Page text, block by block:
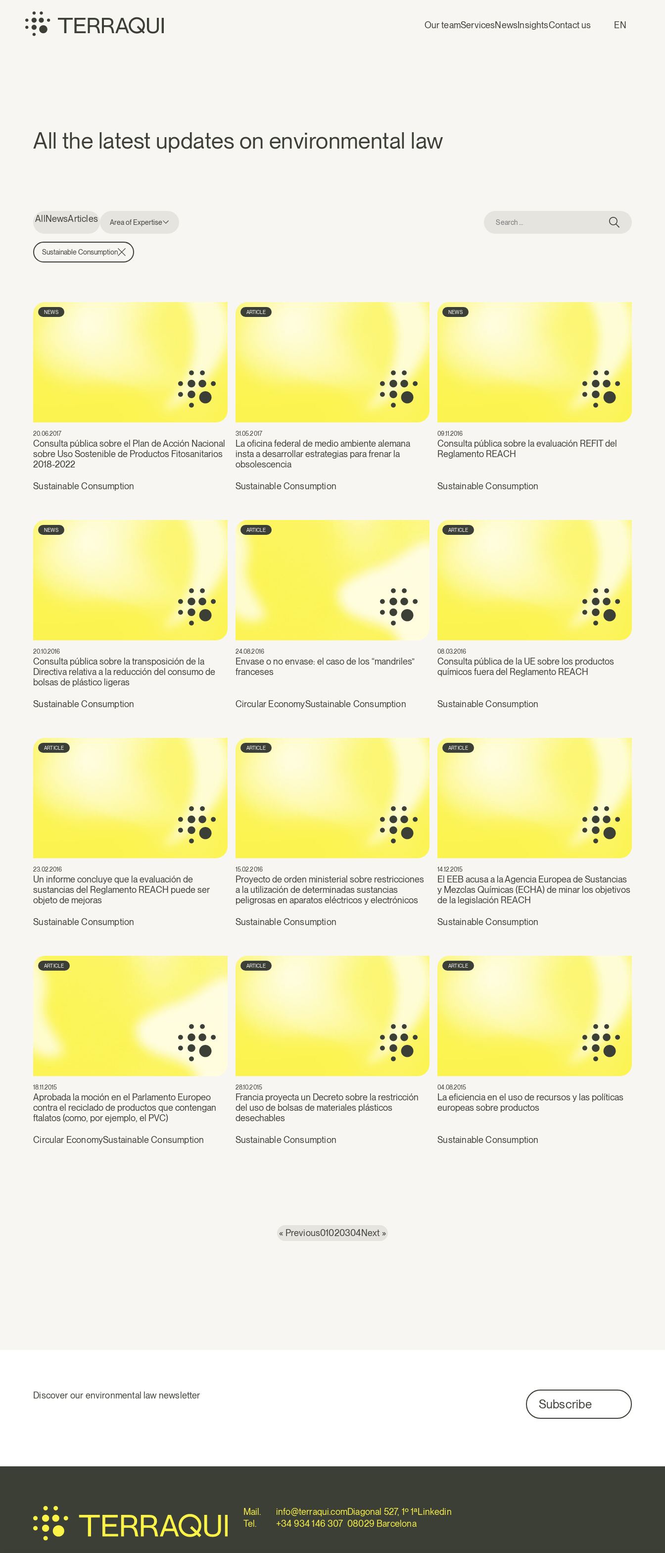
content
Our teamServicesNews InsightsContact us EN
News
All the latest updates on environmental law
All NewsArticles Area of Expertise
Sustainable Consumption
NEWS
20.06.2017
Consulta pública sobre el Plan de Acción Nacional
sobre Uso Sostenible de Productos Fitosanitarios
2018-2022
Sustainable Consumption
ARTICLE
31.05.2017
La oficina federal de medio ambiente alemana
insta a desarrollar estrategias para frenar la
obsolescencia
Sustainable Consumption
NEWS
09.11.2016
Consulta pública sobre la evaluación REFIT del
Reglamento REACH
Sustainable Consumption
NEWS
20.10.2016
Consulta pública sobre la transposición de la
Directiva relativa a la reducción del consumo de
bolsas de plástico ligeras
Sustainable Consumption
ARTICLE
24.08.2016
Envase o no envase: el caso de los “mandriles”
franceses
Circular EconomySustainable Consumption
ARTICLE
08.03.2016
Consulta pública de la UE sobre los productos
químicos fuera del Reglamento REACH
Sustainable Consumption
ARTICLE
23.02.2016
Un informe concluye que la evaluación de
sustancias del Reglamento REACH puede ser
objeto de mejoras
Sustainable Consumption
ARTICLE
15.02.2016
Proyecto de orden ministerial sobre restricciones
a la utilización de determinadas sustancias
peligrosas en aparatos eléctricos y electrónicos
Sustainable Consumption
ARTICLE
14.12.2015
El EEB acusa a la Agencia Europea de Sustancias
y Mezclas Químicas (ECHA) de minar los objetivos
de la legislación REACH
Sustainable Consumption
ARTICLE
18.11.2015
Aprobada la moción en el Parlamento Europeo
contra el reciclado de productos que contengan
ftalatos (como, por ejemplo, el PVC)
Circular EconomySustainable Consumption
ARTICLE
28.10.2015
Francia proyecta un Decreto sobre la restricción
del uso de bolsas de materiales plásticos
desechables
Sustainable Consumption
ARTICLE
04.08.2015
La eficiencia en el uso de recursos y las políticas
europeas sobre productos
Sustainable Consumption
« Previous01020304Next »
Discover our environmental law newsletter
Subscribe
Mail.
info@terraqui.com
Tel.
+34 934 146 307
Diagonal 527, 1º 1ª
08029 Barcelona
Linkedin